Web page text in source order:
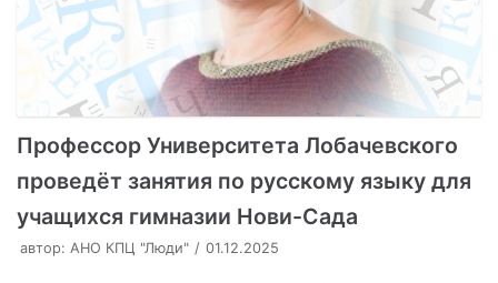
Профессор Университета Лобачевского
проведёт занятия по русскому языку для
учащихся гимназии Нови-Сада
автор: АНО КПЦ "Люди" 01.12.2025